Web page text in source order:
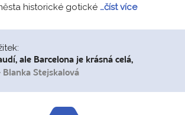
historické gotické …číst více
ale Barcelona je krásná celá,
Blanka Stejskalová